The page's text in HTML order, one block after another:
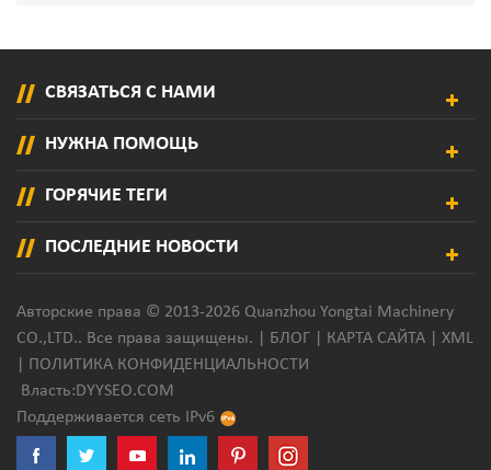
СВЯЗАТЬСЯ С НАМИ
НУЖНА ПОМОЩЬ
ГОРЯЧИЕ ТЕГИ
ПОСЛЕДНИЕ НОВОСТИ
Авторские права © 2013-2026 Quanzhou Yongtai Machinery
CO.,LTD.. Все права защищены. | БЛОГ КАРТА САЙТА
XML
ПОЛИТИКА КОНФИДЕНЦИАЛЬНОСТИ
Власть:DYYSEO.COM
Поддерживается сеть IPv6